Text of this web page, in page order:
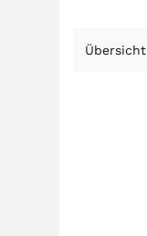
Übersicht